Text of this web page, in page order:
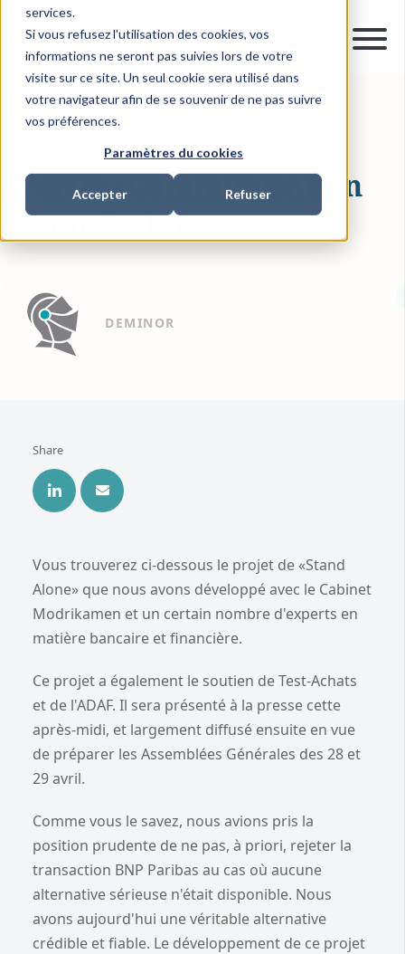
services.
Si vous refusez l'utilisation des cookies, vos
informations ne seront pas suivies lors de votre
visite sur ce site. Un seul cookie sera utilisé dans
votre navigateur afin de se souvenir de ne pas suivre
vos préférences.
Paramètres du cookies
Accepter Refuser
20 AVR. 2009
Fortis - Communication
"Stand Alone"
DEMINOR
Share
Vous trouverez ci-dessous le projet de «Stand
Alone» que nous avons développé avec le Cabinet
Modrikamen et un certain nombre d'experts en
matière bancaire et financière.
Ce projet a également le soutien de Test-Achats
et de l'ADAF. Il sera présenté à la presse cette
après-midi, et largement diffusé ensuite en vue
de préparer les Assemblées Générales des 28 et
29 avril.
Comme vous le savez, nous avions pris la
position prudente de ne pas, à priori, rejeter la
transaction BNP Paribas au cas où aucune
alternative sérieuse n'était disponible. Nous
avons aujourd'hui une véritable alternative
crédible et fiable. Le développement de ce projet